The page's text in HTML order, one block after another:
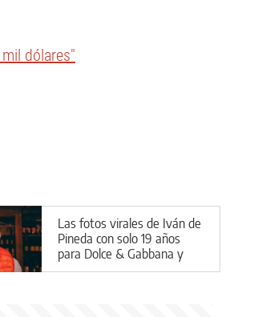
dólares"
Las fotos virales de Iván de
Pineda con solo 19 años
para Dolce & Gabbana y
Armani en Vogue